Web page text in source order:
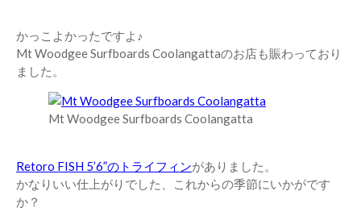
かっこよかったですよ♪
Mt Woodgee Surfboards Coolangattaのお店も賑わっており
ました。
Mt Woodgee Surfboards Coolangatta
Retoro FISH 5’6”のトライフィンがありました。
かなりいい仕上がりでした、これからの季節にいかがです
か？